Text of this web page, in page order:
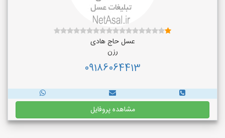
عسل حاج هادی
رزن
09186064413
مشاهده پروفایل